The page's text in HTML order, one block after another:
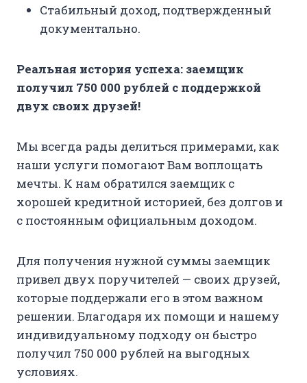
Стабильный доход, подтвержденный
документально.
Реальная история успеха: заемщик
получил 750 000 рублей с поддержкой
двух своих друзей!
Мы всегда рады делиться примерами, как
наши услуги помогают Вам воплощать
мечты. К нам обратился заемщик с
хорошей кредитной историей, без долгов и
с постоянным официальным доходом.
Для получения нужной суммы заемщик
привел двух поручителей — своих друзей,
которые поддержали его в этом важном
решении. Благодаря их помощи и нашему
индивидуальному подходу он быстро
получил 750 000 рублей на выгодных
условиях.